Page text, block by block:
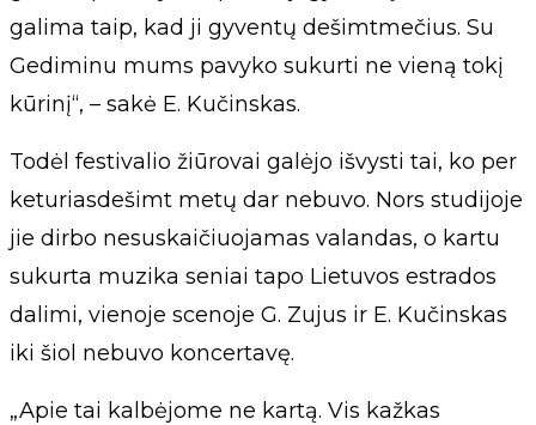
galima taip, kad ji gyventų dešimtmečius. Su
Gediminu mums pavyko sukurti ne vieną tokį
kūrinį“, – sakė E. Kučinskas.
Todėl festivalio žiūrovai galėjo išvysti tai, ko per
keturiasdešimt metų dar nebuvo. Nors studijoje
jie dirbo nesuskaičiuojamas valandas, o kartu
sukurta muzika seniai tapo Lietuvos estrados
dalimi, vienoje scenoje G. Zujus ir E. Kučinskas
iki šiol nebuvo koncertavę.
„Apie tai kalbėjome ne kartą. Vis kažkas